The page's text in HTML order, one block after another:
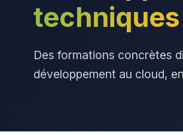
techniques
Des formations concrètes
développement au cloud,